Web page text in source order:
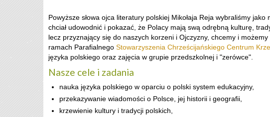
Powyższe słowa ojca literatury polskiej Mikołaja Reja wybraliśmy
chciał udowodnić i pokazać, że Polacy mają swą odrębną kulturę,
lecz przyznający się do naszych korzeni i Ojczyzny, chcemy i
ramach Parafialnego Stowarzyszenia Chrześcijańskiego Centrum
języka polskiego oraz zajęcia w grupie przedszkolnej i "zerówce".
Nasze cele i zadania
nauka języka polskiego w oparciu o polski system edukacyjny,
przekazywanie wiadomości o Polsce, jej historii i geografii,
krzewienie kultury i tradycji polskich,